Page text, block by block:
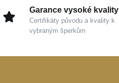
Garance vysoké kvality
Certifikáty původu a kvality k
vybraným šperkům